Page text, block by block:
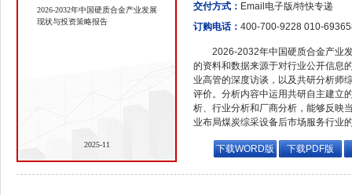
2026-2032年中国硬质合金产业发展
现状与投资策略报告
2025-11
交付方式： Email电子版/特快专递
订购电话： 400-700-9228 010-
2026-2032年中国硬质合金产业
的资料和数据来源于对行业公开信息
业高管的深度访谈，以及共研分析师
评价。分析内容中运用共研自主建立
析、行业分析和厂商分析，能够反映
业布局煤炭综采设备后市场服务行业
下载WORD版 下载PDF版